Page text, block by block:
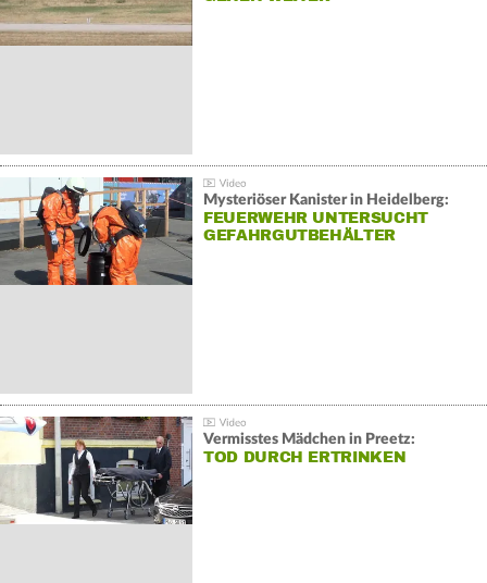
Mysteriöser Kanister in Heidelberg:
FEUERWEHR UNTERSUCHT
GEFAHRGUTBEHÄLTER
Vermisstes Mädchen in Preetz:
TOD DURCH ERTRINKEN